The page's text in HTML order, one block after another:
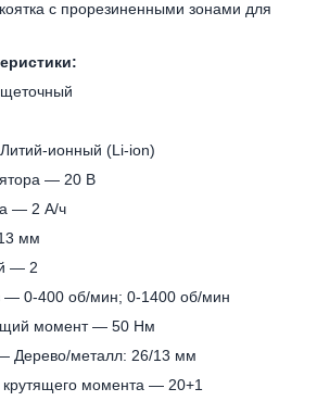
с прорезиненными зонами для
ионный (Li-ion)
— 20 В
— 2 А/ч
мм
— 2
― 0-400 об/мин; 0-1400 об/мин
момент ― 50 Нм
Дерево/металл: 26/13 мм
крутящего момента ― 20+1